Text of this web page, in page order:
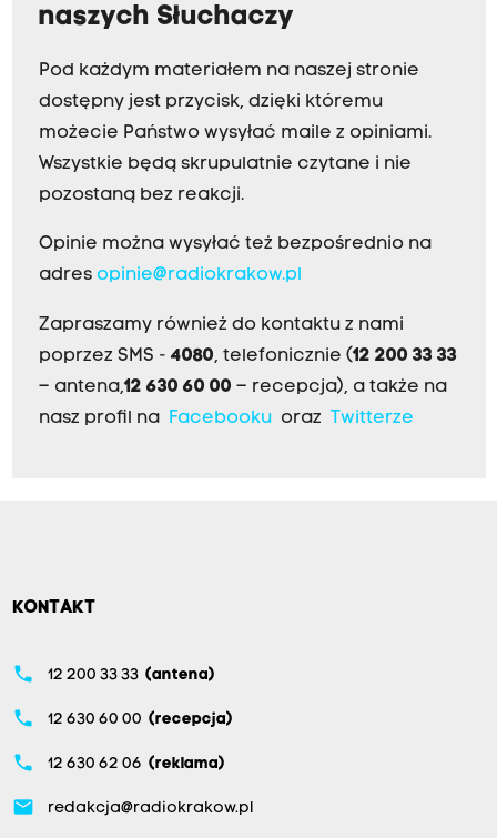
naszych Słuchaczy
Pod każdym materiałem na naszej stronie
dostępny jest przycisk, dzięki któremu
możecie Państwo wysyłać maile z opiniami.
Wszystkie będą skrupulatnie czytane i nie
pozostaną bez reakcji.
Opinie można wysyłać też bezpośrednio na
adres opinie@radiokrakow.pl
Zapraszamy również do kontaktu z nami
poprzez SMS - 4080, telefonicznie (12 200 33 33
– antena,12 630 60 00 – recepcja), a także na
nasz profil na
Facebookuoraz Twitterze
KONTAKT
phone 12 200 33 33 (antena)
phone 12 630 60 00 (recepcja)
phone 12 630 62 06 (reklama)
email redakcja@radiokrakow.pl